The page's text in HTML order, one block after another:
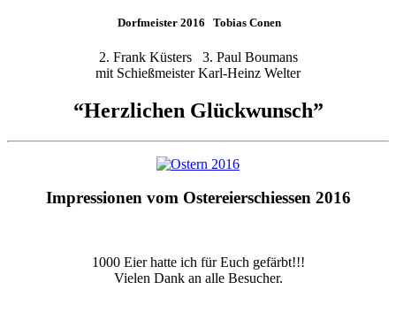
Dorfmeister 2016 Tobias Conen
2. Frank Küsters 3. Paul Boumans
mit Schießmeister Karl-Heinz Welter
“Herzlichen Glückwunsch”
Impressionen vom Ostereierschiessen 2016
1000 Eier hatte ich für Euch gefärbt!!!
Vielen Dank an alle Besucher.